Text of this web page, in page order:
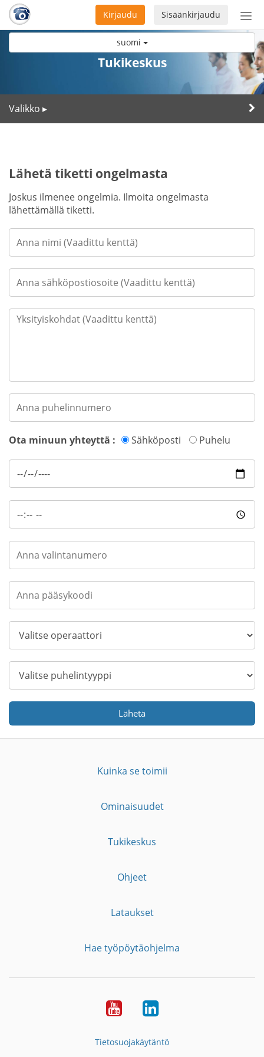
suomi
Sisäänkirjaudu
Kirjaudu
Tukikeskus
Valikko ▸
Lähetä tiketti ongelmasta
Joskus ilmenee ongelmia. Ilmoita ongelmasta
lähettämällä tiketti.
Ota minuun yhteyttä : Sähköposti Puhelu
Lähetä
Kuinka se toimii
Ominaisuudet
Tukikeskus
Ohjeet
Lataukset
Hae työpöytäohjelma
YouTubeLinkedIn
Tietosuojakäytäntö